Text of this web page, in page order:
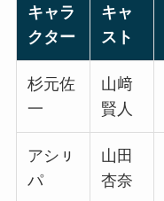
キャラ
クター
キャ
スト
杉元佐
一
山﨑
賢人
アシㇼ
パ
山田
杏奈